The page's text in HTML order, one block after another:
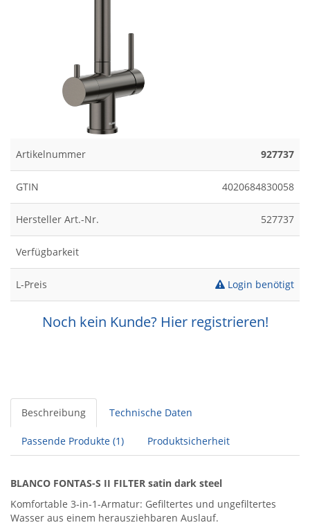
Artikelnummer 927737
GTIN 4020684830058
Hersteller Art.-Nr. 527737
Verfügbarkeit
L-Preis Login benötigt
Noch kein Kunde? Hier registrieren!
Beschreibung Technische Daten
Passende Produkte (1) Produktsicherheit
BLANCO FONTAS-S II FILTER satin dark steel
Komfortable 3-in-1-Armatur: Gefiltertes und ungefiltertes
Wasser aus einem herausziehbaren Auslauf.